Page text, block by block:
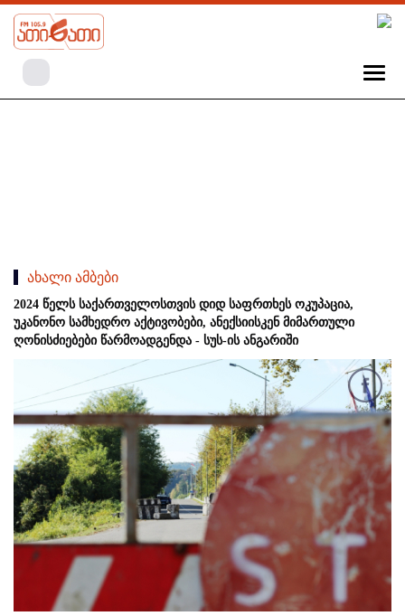
ახალი ამბები
2024 წელს საქართველოსთვის დიდ საფრთხეს ოკუპაცია,
უკანონო სამხედრო აქტივობები, ანექსიისკენ მიმართული
ღონისძიებები წარმოადგენდა - სუს-ის ანგარიში